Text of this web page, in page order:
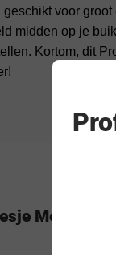
voor
midden op je
Kortom, dit
Met Zwart